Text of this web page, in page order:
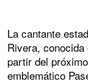
La cantante
Rivera,
partir del
emblemático